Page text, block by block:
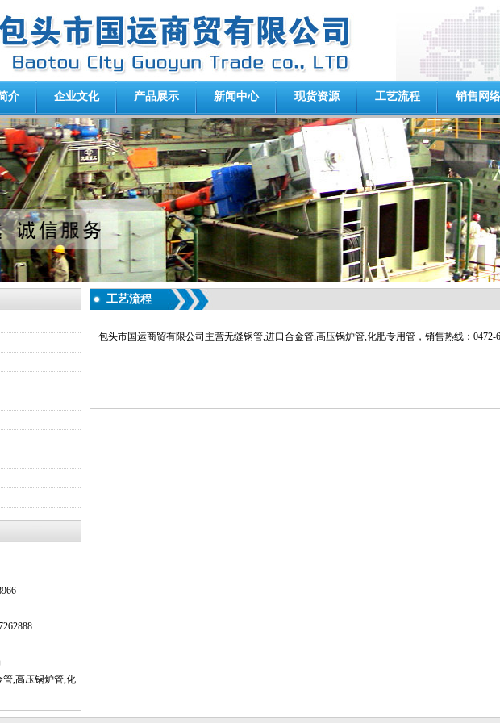
介 企业文化 产品展示 新闻中心 现货资源 工艺流程 销售网络
管,高压锅炉管,化
工艺流程
包头市国运商贸有限公司主营无缝钢管,进口合金管,高压锅炉管,化肥专用管，销售热线：0472-